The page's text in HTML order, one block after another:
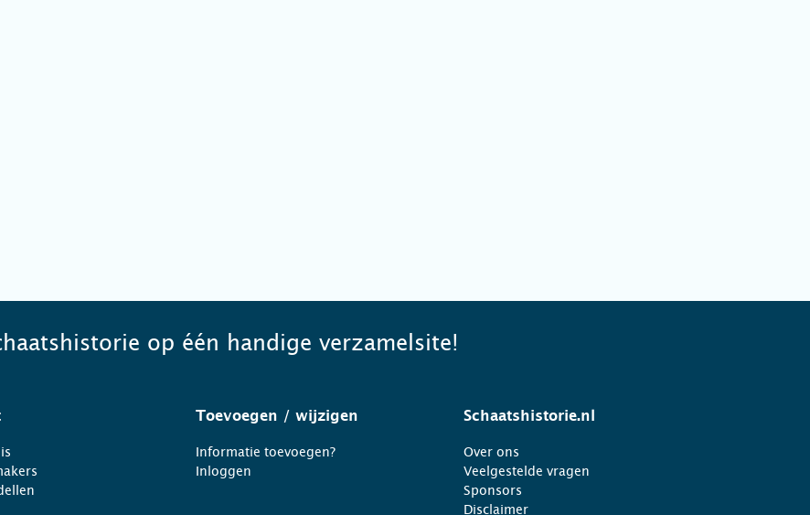
op één handige verzamelsite!
Toevoegen / wijzigen
Informatie toevoegen?
Inloggen
Schaatshistorie.nl
Over ons
Veelgestelde vragen
Sponsors
Disclaimer